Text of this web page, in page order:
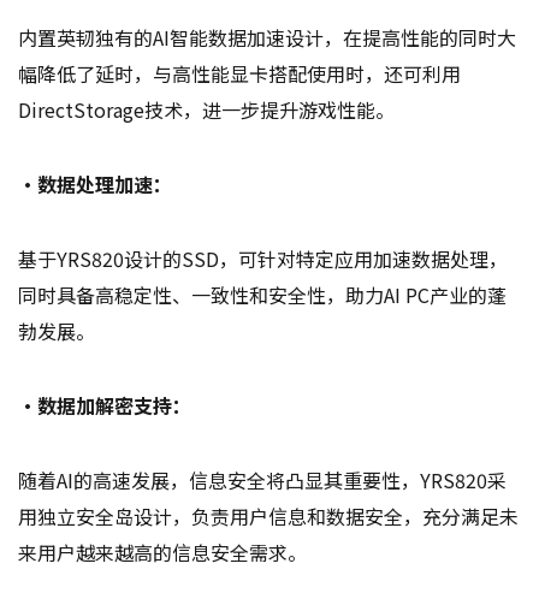
内置英韧独有的AI智能数据加速设计，在提高性能的同时大
幅降低了延时，与高性能显卡搭配使用时，还可利用
DirectStorage技术，进一步提升游戏性能。
·数据处理加速：
基于YRS820设计的SSD，可针对特定应用加速数据处理，
同时具备高稳定性、一致性和安全性，助力AI PC产业的蓬
勃发展。
·数据加解密支持：
随着AI的高速发展，信息安全将凸显其重要性，YRS820采
用独立安全岛设计，负责用户信息和数据安全，充分满足未
来用户越来越高的信息安全需求。